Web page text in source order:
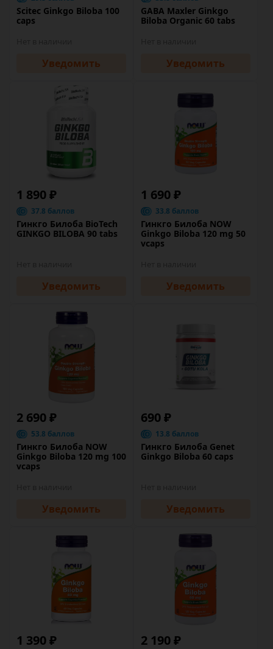
Scitec Ginkgo Biloba 100
caps
Уведомить
GABA Maxler Ginkgo
Biloba Organic 60 tabs
Уведомить
1 890 ₽
37.8 баллов
Гинкго Билоба BioTech
GINKGO BILOBA 90 tabs
Уведомить
1 690 ₽
33.8 баллов
Гинкго Билоба NOW
Ginkgo Biloba 120 mg 50
vcaps
Уведомить
2 690 ₽
53.8 баллов
Гинкго Билоба NOW
Ginkgo Biloba 120 mg 100
vcaps
Уведомить
690 ₽
13.8 баллов
Гинкго Билоба Genet
Ginkgo Biloba 60 caps
Уведомить
1 390 ₽ 2 190 ₽